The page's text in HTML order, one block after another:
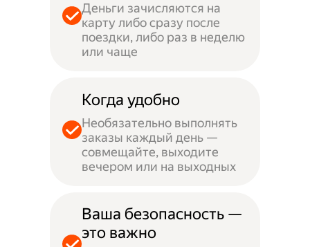
Деньги зачисляются на
карту либо сразу после
поездки, либо раз в неделю
или чаще
Когда удобно
Необязательно выполнять
заказы каждый день —
совмещайте, выходите
вечером или на выходных
Ваша безопасность —
это важно